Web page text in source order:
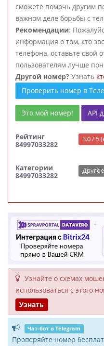
сможете помочь другим
важном деле борьбы с
Рекомендации:
информация о том, кто
телефона, оставьте свой
пользователям лучше
Другой номер? Узнать
Проверить номер в
Это мой номер! API
Рейтинг
84997033282
3.0 / 5
Категории
84997033282
Другое
Узнайте о схемах
исполь­зоваться с этого
Узнать
Чат-бот в Telegram
Проверяйте номер